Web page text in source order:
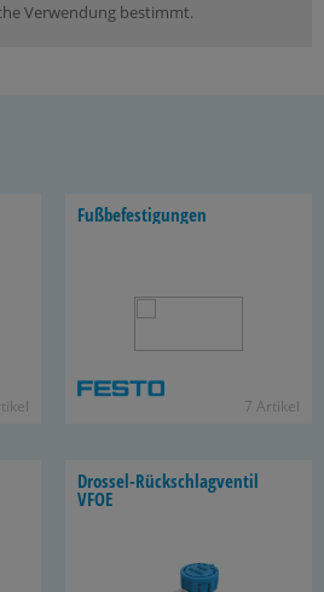
Verwendung bestimmt.
Fuß­be­fes­ti­gun­gen
7 Ar­ti­kel
Drossel-​Rückschlagventil
VFOE